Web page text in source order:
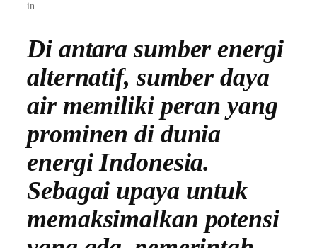
in
Di antara sumber energi
alternatif, sumber daya
air memiliki peran yang
prominen di dunia
energi Indonesia.
Sebagai upaya untuk
memaksimalkan potensi